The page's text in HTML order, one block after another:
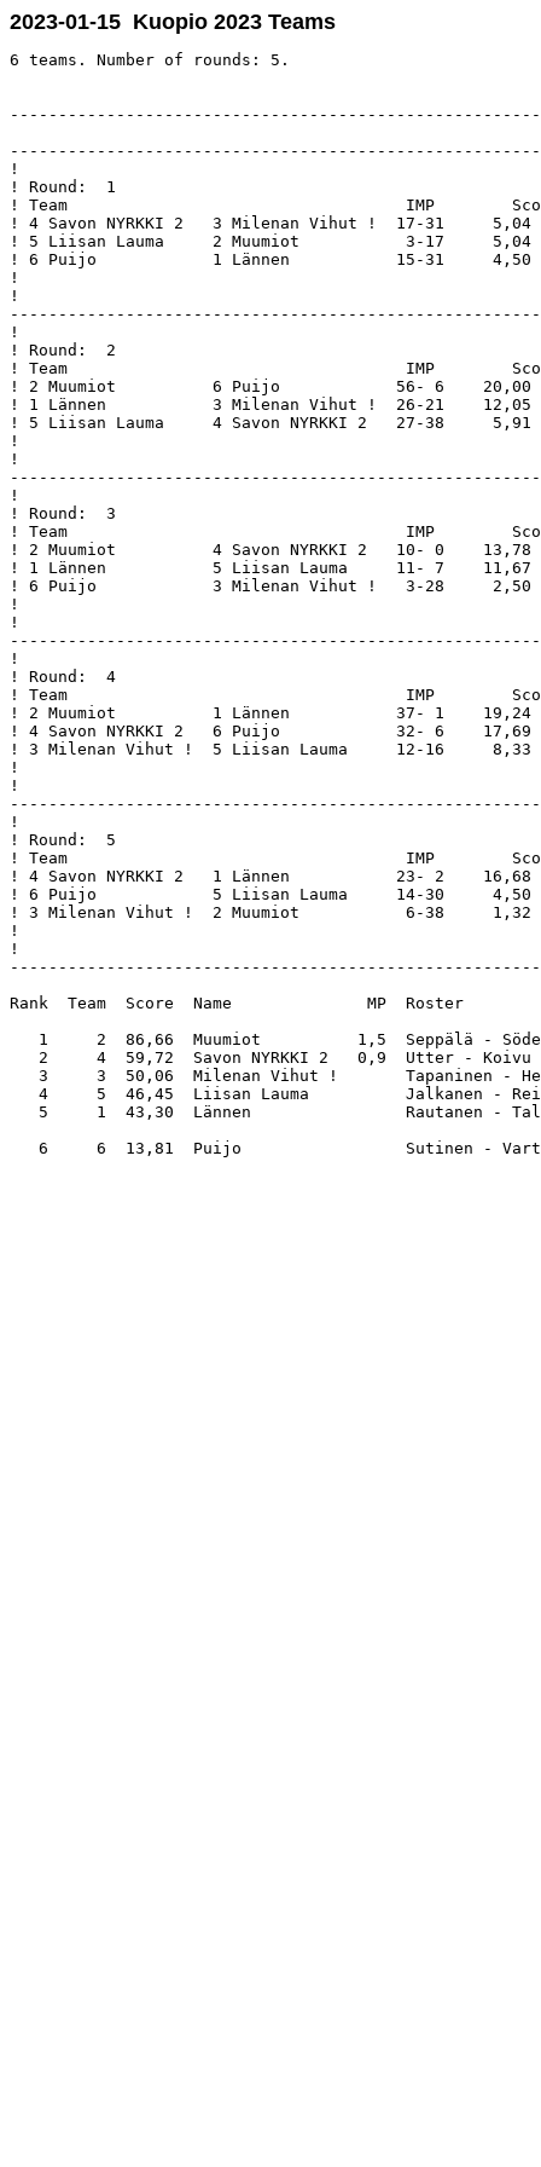
2023-01-15 Kuopio 2023 Teams
6 teams. Number of rounds: 5.
!
! Round:  1
! Team                                   IMP
! 4 Savon NYRKKI 2   3 Milenan Vihut !  17-31
! 5 Liisan Lauma     2 Muumiot           3-17     5,04
! 6 Puijo            1 Lännen           15-31     4,50
!
!
!
! Round:  2
! Team                                   IMP
! 2 Muumiot          6 Puijo            56- 6    20,00
! 1 Lännen           3 Milenan Vihut !  26-21
! 5 Liisan Lauma     4 Savon NYRKKI 2   27-38
!
!
!
! Round:  3
! Team                                   IMP
! 2 Muumiot          4 Savon NYRKKI 2   10- 0
! 1 Lännen           5 Liisan Lauma     11- 7
! 6 Puijo            3 Milenan Vihut !   3-28     2,50
!
!
!
! Round:  4
! Team                                   IMP
! 2 Muumiot          1 Lännen           37- 1    19,24
! 4 Savon NYRKKI 2   6 Puijo            32- 6
! 3 Milenan Vihut !  5 Liisan Lauma     12-16     8,33
!
!
!
! Round:  5
! Team                                   IMP
! 4 Savon NYRKKI 2   1 Lännen           23- 2
! 6 Puijo            5 Liisan Lauma     14-30     4,50
! 3 Milenan Vihut !  2 Muumiot           6-38     1,32
!
!
Rank  Team  Score  Name
1     2  86,66  Muumiot          1,5  Seppälä -
2     4  59,72  Savon NYRKKI 2   0,9  Utter -
3     3  50,06  Milenan Vihut !       Tapaninen
4     5  46,45  Liisan Lauma          Jalkanen -
5     1  43,30  Lännen                Rautanen -